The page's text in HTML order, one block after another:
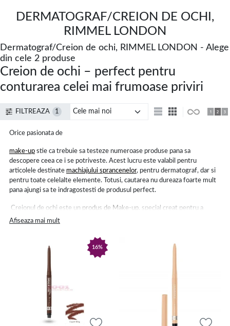
DERMATOGRAF/CREION DE OCHI,
RIMMEL LONDON
Dermatograf/Creion de ochi, RIMMEL LONDON - Alege
din cele 2 produse
Creion de ochi – perfect pentru
conturarea celei mai frumoase priviri
FILTREAZA 1
Orice pasionata de
make-up stie ca trebuie sa testeze numeroase produse pana sa
descopere ceea ce i se potriveste. Acest lucru este valabil pentru
articolele destinate machiajului sprancenelor, pentru dermatograf, dar si
pentru toate celelalte elemente. Totusi, cautarea nu dureaza foarte mult
pana ajungi sa te indragostesti de produsul perfect.
Creionul de ochi este un produs de Make-up , special creat pentru a
contura linia pleoapelor si pentru a accentua frumusetea ochilor. Desigur,
potrivit nuantei pielii, apoi un strat de
folosi un creion de ochi waterproof, care sa asigure un look rezistent pe
Creion dermatograf – ajutorul tau pentru
un look realizat cu precizie
Afiseaza mai mult
16%